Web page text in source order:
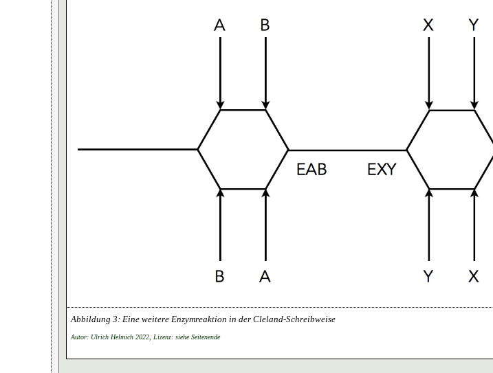
Eine weitere Enzymreaktion in der Cleland-Schreibweise
Autor: Ulrich Helmich 2022, Lizenz: siehe Seitenende